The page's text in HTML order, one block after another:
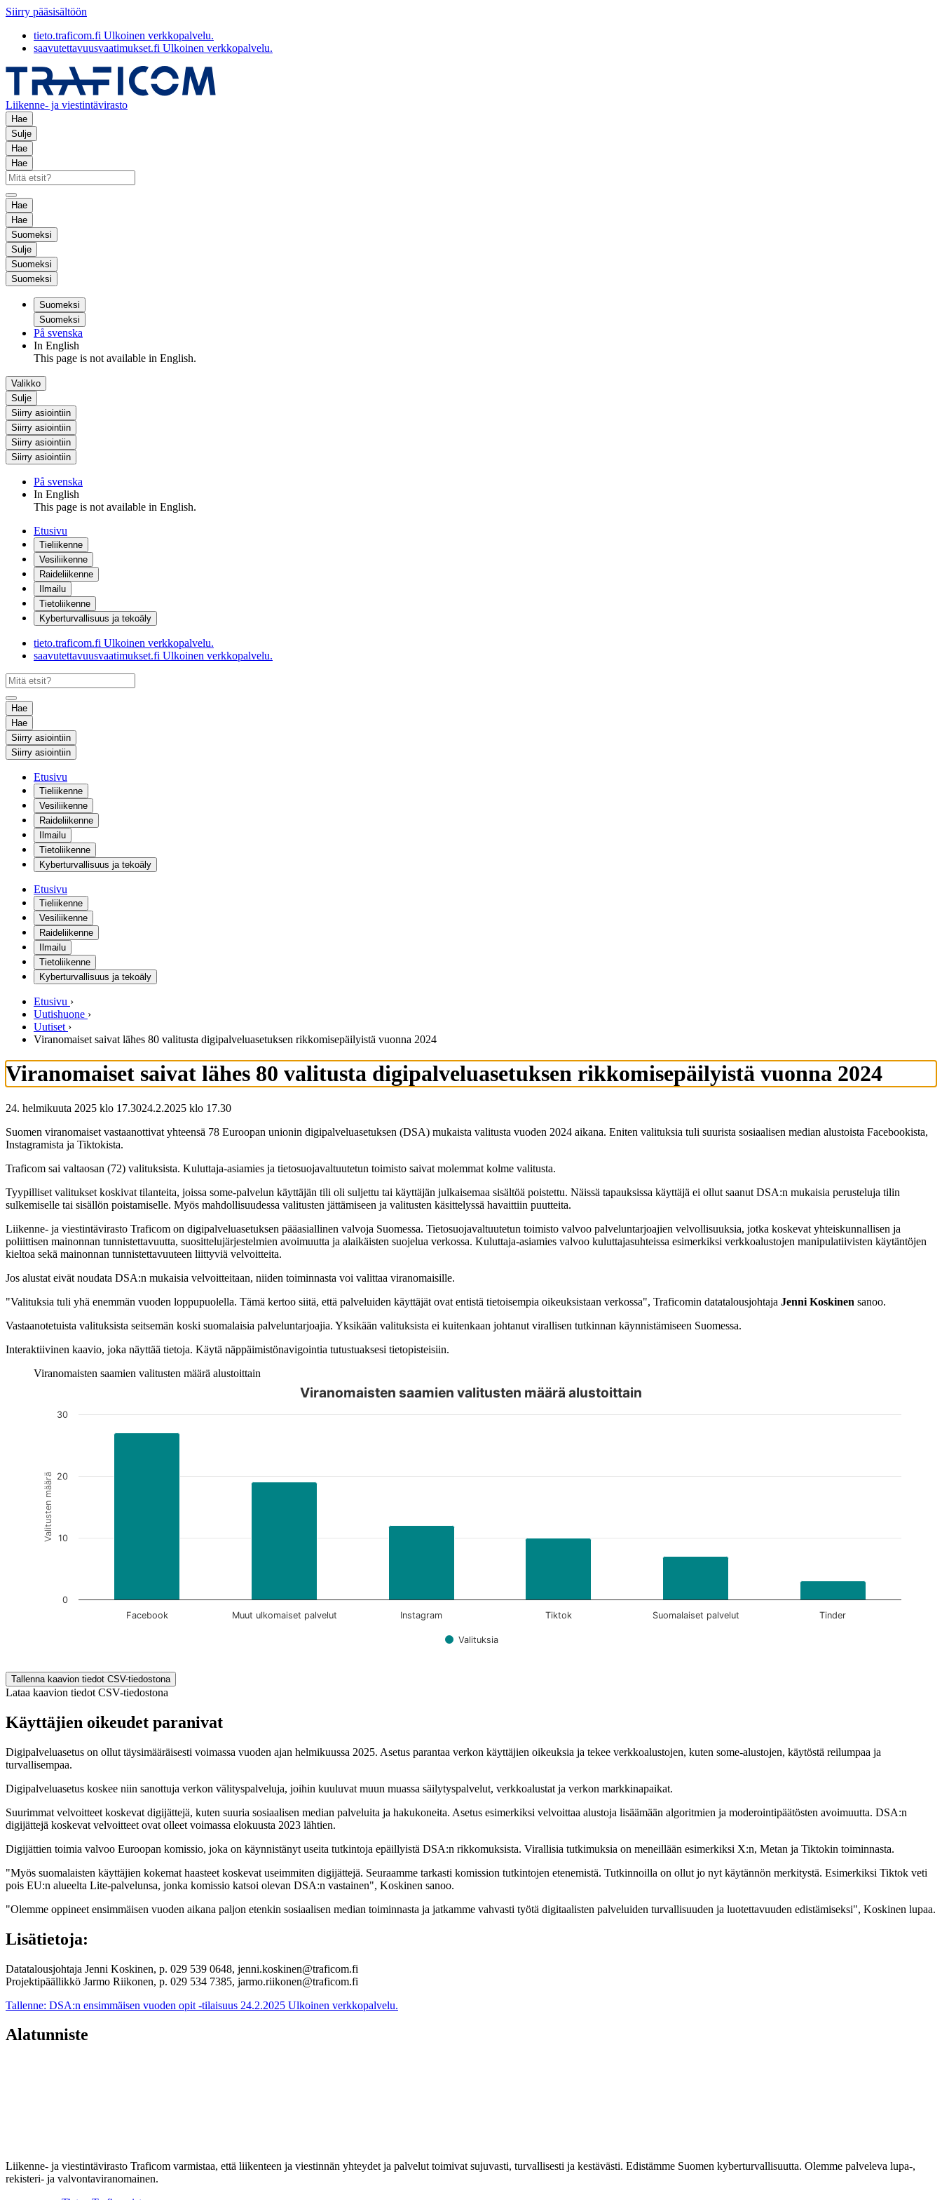
Siirry pääsisältöön
tieto.traficom.fi Ulkoinen verkkopalvelu.
saavutettavuusvaatimukset.fi Ulkoinen verkkopalvelu.
Liikenne- ja viestintävirasto
Hae
Sulje
Hae
Hae
Hae
Hae
Suomeksi
Sulje
Suomeksi
Suomeksi
Suomeksi
Suomeksi
På svenska
In English
This page is not available in English.
Valikko
Sulje
Siirry asiointiin
Siirry asiointiin
Siirry asiointiin
Siirry asiointiin
På svenska
In English
This page is not available in English.
Etusivu
Tieliikenne
Vesiliikenne
Raideliikenne
Ilmailu
Tietoliikenne
Kyberturvallisuus ja tekoäly
tieto.traficom.fi Ulkoinen verkkopalvelu.
saavutettavuusvaatimukset.fi Ulkoinen verkkopalvelu.
Hae
Hae
Siirry asiointiin
Siirry asiointiin
Etusivu
Tieliikenne
Vesiliikenne
Raideliikenne
Ilmailu
Tietoliikenne
Kyberturvallisuus ja tekoäly
Etusivu
Tieliikenne
Vesiliikenne
Raideliikenne
Ilmailu
Tietoliikenne
Kyberturvallisuus ja tekoäly
Etusivu ›
Uutishuone ›
Uutiset ›
Viranomaiset saivat lähes 80 valitusta digipalveluasetuksen rikkomisepäilyistä vuonna 2024
Viranomaiset saivat lähes 80 valitusta digipalveluasetuksen rikkomisepäilyistä vuonna 2024
24. helmikuuta 2025 klo 17.3024.2.2025 klo 17.30
Suomen viranomaiset vastaanottivat yhteensä 78 Euroopan unionin digipalveluasetuksen (DSA) mukaista valitusta vuoden 2024 aikana. Eniten valituksia tuli suurista sosiaalisen median alustoista Facebookista,
Instagramista ja Tiktokista.
Traficom sai valtaosan (72) valituksista. Kuluttaja-asiamies ja tietosuojavaltuutetun toimisto saivat molemmat kolme valitusta.
Tyypilliset valitukset koskivat tilanteita, joissa some-palvelun käyttäjän tili oli suljettu tai käyttäjän julkaisemaa sisältöä poistettu. Näissä tapauksissa käyttäjä ei ollut saanut DSA:n mukaisia perusteluja tilin
sulkemiselle tai sisällön poistamiselle. Myös mahdollisuudessa valitusten jättämiseen ja valitusten käsittelyssä havaittiin puutteita.
Liikenne- ja viestintävirasto Traficom on digipalveluasetuksen pääasiallinen valvoja Suomessa. Tietosuojavaltuutetun toimisto valvoo palveluntarjoajien velvollisuuksia, jotka koskevat yhteiskunnallisen ja
poliittisen mainonnan tunnistettavuutta, suosittelujärjestelmien avoimuutta ja alaikäisten suojelua verkossa. Kuluttaja-asiamies valvoo kuluttajasuhteissa esimerkiksi verkkoalustojen manipulatiivisten käytäntöjen
kieltoa sekä mainonnan tunnistettavuuteen liittyviä velvoitteita.
Jos alustat eivät noudata DSA:n mukaisia velvoitteitaan, niiden toiminnasta voi valittaa viranomaisille.
"Valituksia tuli yhä enemmän vuoden loppupuolella. Tämä kertoo siitä, että palveluiden käyttäjät ovat entistä tietoisempia oikeuksistaan verkossa", Traficomin datatalousjohtaja Jenni Koskinen sanoo.
Vastaanotetuista valituksista seitsemän koski suomalaisia palveluntarjoajia. Yksikään valituksista ei kuitenkaan johtanut virallisen tutkinnan käynnistämiseen Suomessa.
Interaktiivinen kaavio, joka näyttää tietoja. Käytä näppäimistönavigointia tutustuaksesi tietopisteisiin.
Viranomaisten saamien valitusten määrä alustoittain
Kuvaaja on interaktiivinen. Siirry kuvaajaan sarkaimella ja selaa datapisteitä nuolinäppäimillä.
Valitusten määrä
Viranomaisten saamien valitusten määrä alustoittain
Valituksia
Facebook Muut ulkomaiset palvelut Instagram Tiktok Suomalaiset palvelut Tinder
0
10
20
30
Tallenna kaavion tiedot CSV-tiedostona
Lataa kaavion tiedot CSV-tiedostona
Käyttäjien oikeudet paranivat
Digipalveluasetus on ollut täysimääräisesti voimassa vuoden ajan helmikuussa 2025. Asetus parantaa verkon käyttäjien oikeuksia ja tekee verkkoalustojen, kuten some-alustojen, käytöstä reilumpaa ja
turvallisempaa.
Digipalveluasetus koskee niin sanottuja verkon välityspalveluja, joihin kuuluvat muun muassa säilytyspalvelut, verkkoalustat ja verkon markkinapaikat.
Suurimmat velvoitteet koskevat digijättejä, kuten suuria sosiaalisen median palveluita ja hakukoneita. Asetus esimerkiksi velvoittaa alustoja lisäämään algoritmien ja moderointipäätösten avoimuutta. DSA:n
digijättejä koskevat velvoitteet ovat olleet voimassa elokuusta 2023 lähtien.
Digijättien toimia valvoo Euroopan komissio, joka on käynnistänyt useita tutkintoja epäillyistä DSA:n rikkomuksista. Virallisia tutkimuksia on meneillään esimerkiksi X:n, Metan ja Tiktokin toiminnasta.
"Myös suomalaisten käyttäjien kokemat haasteet koskevat useimmiten digijättejä. Seuraamme tarkasti komission tutkintojen etenemistä. Tutkinnoilla on ollut jo nyt käytännön merkitystä. Esimerkiksi Tiktok veti
pois EU:n alueelta Lite-palvelunsa, jonka komissio katsoi olevan DSA:n vastainen", Koskinen sanoo.
"Olemme oppineet ensimmäisen vuoden aikana paljon etenkin sosiaalisen median toiminnasta ja jatkamme vahvasti työtä digitaalisten palveluiden turvallisuuden ja luotettavuuden edistämiseksi", Koskinen lupaa.
Lisätietoja:
Datatalousjohtaja Jenni Koskinen, p. 029 539 0648, jenni.koskinen@traficom.fi
Projektipäällikkö Jarmo Riikonen, p. 029 534 7385, jarmo.riikonen@traficom.fi
Tallenne: DSA:n ensimmäisen vuoden opit -tilaisuus 24.2.2025 Ulkoinen verkkopalvelu.
Alatunniste
Liikenne- ja viestintävirasto Traficom varmistaa, että liikenteen ja viestinnän yhteydet ja palvelut toimivat sujuvasti, turvallisesti ja kestävästi. Edistämme Suomen kyberturvallisuutta. Olemme palveleva lupa-,
rekisteri- ja valvontaviranomainen.